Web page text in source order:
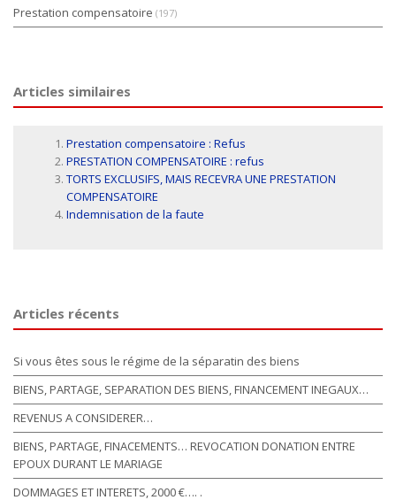
Prestation compensatoire (197)
Articles similaires
Prestation compensatoire : Refus
PRESTATION COMPENSATOIRE : refus
TORTS EXCLUSIFS, MAIS RECEVRA UNE PRESTATION
COMPENSATOIRE
Indemnisation de la faute
Articles récents
Si vous êtes sous le régime de la séparatin des biens
BIENS, PARTAGE, SEPARATION DES BIENS, FINANCEMENT INEGAUX…
REVENUS A CONSIDERER…
BIENS, PARTAGE, FINACEMENTS… REVOCATION DONATION ENTRE
EPOUX DURANT LE MARIAGE
DOMMAGES ET INTERETS, 2000 €…. .